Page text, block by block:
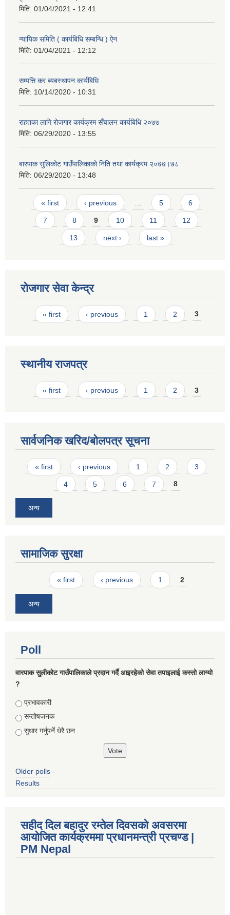
मिति: 01/04/2021 - 12:41
न्यायिक समिति ( कार्यबिधि सम्बन्धि ) ऐन
मिति: 01/04/2021 - 12:12
सम्पत्ति कर ब्यबस्थापन कार्यबिधि
मिति: 10/14/2020 - 10:31
राहतका लागि रोजगार कार्यक्रम सँचालन कार्यबिधि २०७७
मिति: 06/29/2020 - 13:55
बारपाक सुलिकोट गाउँपालिकाको निति तथा कार्यक्रम २०७७।७८
मिति: 06/29/2020 - 13:48
Pages
« first ‹ previous 5 6
7 8 9 10 11 12
13 next › last »
रोजगार सेवा केन्द्र
Pages
« first ‹ previous 1 2 3
स्थानीय राजपत्र
Pages
« first ‹ previous 1 2 3
सार्वजनिक खरिद/बोलपत्र सूचना
Pages
« first ‹ previous 1 2 3
4 5 6 7 8
अन्य
सामाजिक सुरक्षा
Pages« first ‹ previous 1 2
अन्य
Poll
वारपाक सुलीकोट गाउँपालिकाले प्रदान गर्दै आइरहेको सेवा तपाइलाई कस्तो लाग्यो
?
Choices
प्रभावकारी
सन्तोषजनक
सुधार गर्नुपर्ने धेरै छन
Older polls
Results
सहीद दिल बहादुर रम्तेल दिवसको अवसरमा
आयोजित कार्यक्रममा प्रधानमन्त्री प्रचण्ड |
PM Nepal